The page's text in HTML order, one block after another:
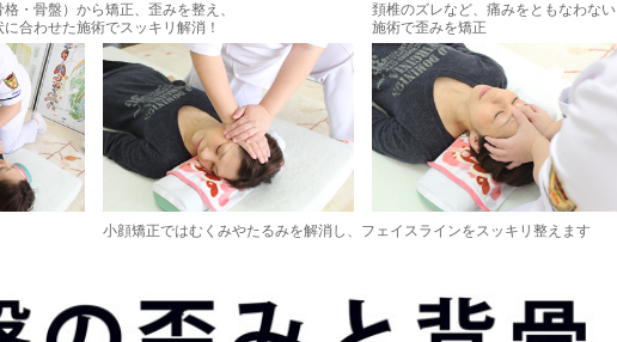
・骨盤）から矯正、歪みを整え、
合わせた施術でスッキリ解消！
頚椎のズレなど、痛みをともなわない
施術で歪みを矯正
小顔矯正ではむくみやたるみを解消し、フェイスラインをスッキリ整えます